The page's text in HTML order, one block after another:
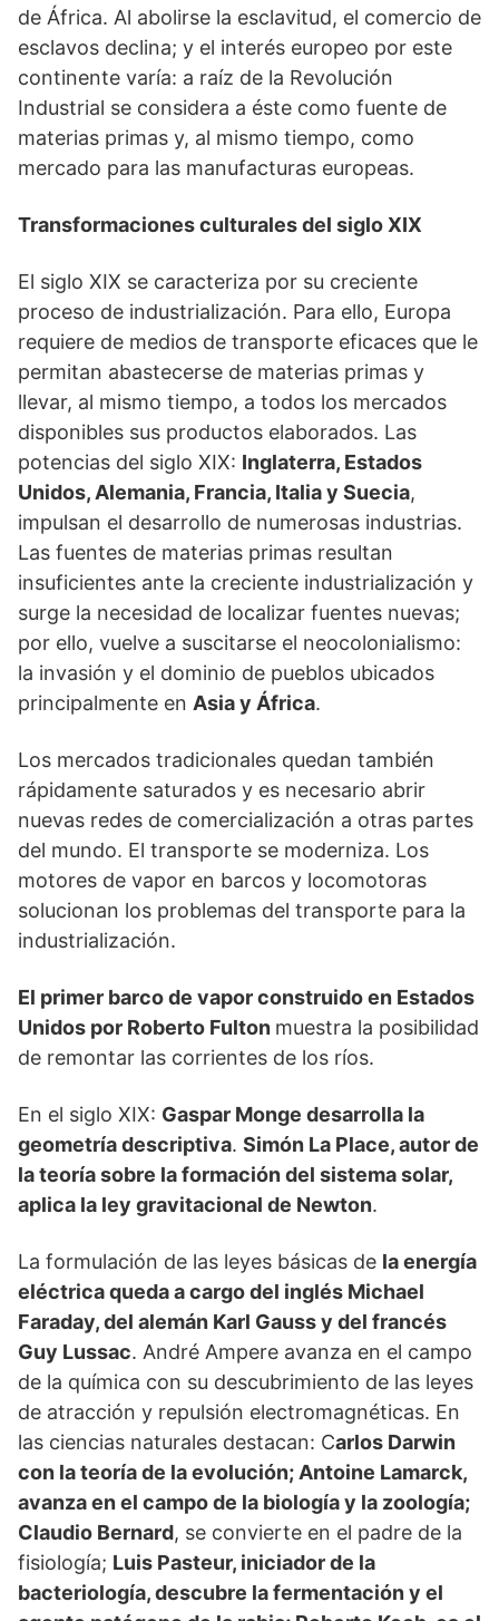
de África. Al abolirse la esclavitud, el comercio de
esclavos declina; y el interés europeo por este
continente varía: a raíz de la Revolución
Industrial se considera a éste como fuente de
materias primas y, al mismo tiempo, como
mercado para las manufacturas europeas.
Transformaciones culturales del siglo XIX
El siglo XIX se caracteriza por su creciente
proceso de industrialización. Para ello, Europa
requiere de medios de transporte eficaces que le
permitan abastecerse de materias primas y
llevar, al mismo tiempo, a todos los mercados
disponibles sus productos elaborados. Las
potencias del siglo XIX: Inglaterra, Estados
Unidos, Alemania, Francia, Italia y Suecia,
impulsan el desarrollo de numerosas industrias.
Las fuentes de materias primas resultan
insuficientes ante la creciente industrialización y
surge la necesidad de localizar fuentes nuevas;
por ello, vuelve a suscitarse el neocolonialismo:
la invasión y el dominio de pueblos ubicados
principalmente en Asia y África.
Los mercados tradicionales quedan también
rápidamente saturados y es necesario abrir
nuevas redes de comercialización a otras partes
del mundo. El transporte se moderniza. Los
motores de vapor en barcos y locomotoras
solucionan los problemas del transporte para la
industrialización.
El primer barco de vapor construido en Estados
Unidos por Roberto Fulton muestra la posibilidad
de remontar las corrientes de los ríos.
En el siglo XIX: Gaspar Monge desarrolla la
geometría descriptiva. Simón La Place, autor de
la teoría sobre la formación del sistema solar,
aplica la ley gravitacional de Newton.
La formulación de las leyes básicas de la energía
eléctrica queda a cargo del inglés Michael
Faraday, del alemán Karl Gauss y del francés
Guy Lussac. André Ampere avanza en el campo
de la química con su descubrimiento de las leyes
de atracción y repulsión electromagnéticas. En
las ciencias naturales destacan: Carlos Darwin
con la teoría de la evolución; Antoine Lamarck,
avanza en el campo de la biología y la zoología;
Claudio Bernard, se convierte en el padre de la
fisiología; Luis Pasteur, iniciador de la
bacteriología, descubre la fermentación y el